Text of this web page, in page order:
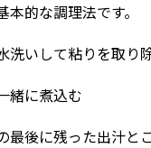
的な調理法です。
いして粘りを取り
緒に煮込む
最後に残った出汁と